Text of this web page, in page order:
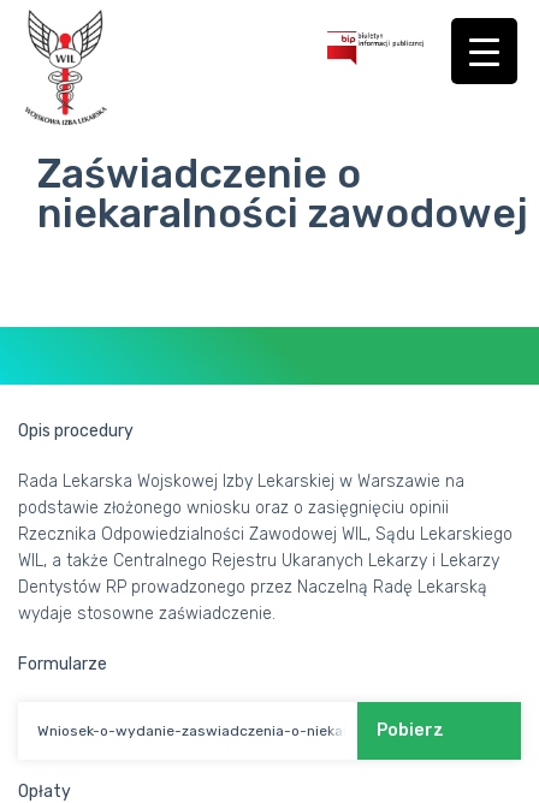
Zaświadczenie o
niekaralności zawodowej
ORGANY
KOMISJE
OKRĘGOWE IZBY LEKARSKIE
„SKALPEL”
Opis procedury
Rada Lekarska Wojskowej Izby Lekarskiej w Warszawie na
podstawie złożonego wniosku oraz o zasięgnięciu opinii
Rzecznika Odpowiedzialności Zawodowej WIL, Sądu Lekarskiego
WIL, a także Centralnego Rejestru Ukaranych Lekarzy i Lekarzy
Dentystów RP prowadzonego przez Naczelną Radę Lekarską
wydaje stosowne zaświadczenie.
Formularze
Wniosek-o-wydanie-zaswiadczenia-o-niekaralnosci-zawodowej
Pobierz
Opłaty